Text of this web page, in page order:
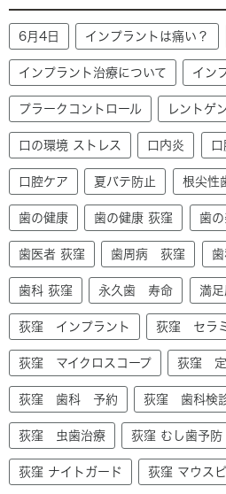
6月4日 インプラントは痛い？
インプラント治療について イン
プラークコントロール レントゲ
口の環境 ストレス 口内炎 口
口腔ケア 夏バテ防止 根尖性
歯の健康 歯の健康 荻窪 歯
歯医者 荻窪 歯周病 荻窪
歯科 荻窪 永久歯 寿命 満
荻窪 インプラント 荻窪 セラ
荻窪 マイクロスコープ 荻窪 定
荻窪 歯科 予約 荻窪 歯科検
荻窪 虫歯治療 荻窪 むし歯予防
荻窪 ナイトガード 荻窪 マウスピ